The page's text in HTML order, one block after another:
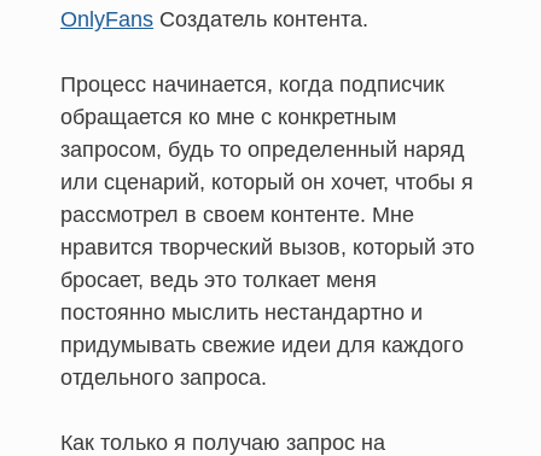
OnlyFans Создатель контента.
Процесс начинается, когда подписчик
обращается ко мне с конкретным
запросом, будь то определенный наряд
или сценарий, который он хочет, чтобы я
рассмотрел в своем контенте. Мне
нравится творческий вызов, который это
бросает, ведь это толкает меня
постоянно мыслить нестандартно и
придумывать свежие идеи для каждого
отдельного запроса.
Как только я получаю запрос на